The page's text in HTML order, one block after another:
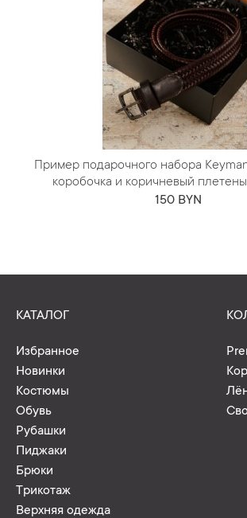
Пример подарочного набора
коробочка и коричневый
150 BYN
КАТАЛОГ
Избранное
Новинки
Костюмы
Обувь
Рубашки
Пиджаки
Брюки
Трикотаж
Верхняя одежда